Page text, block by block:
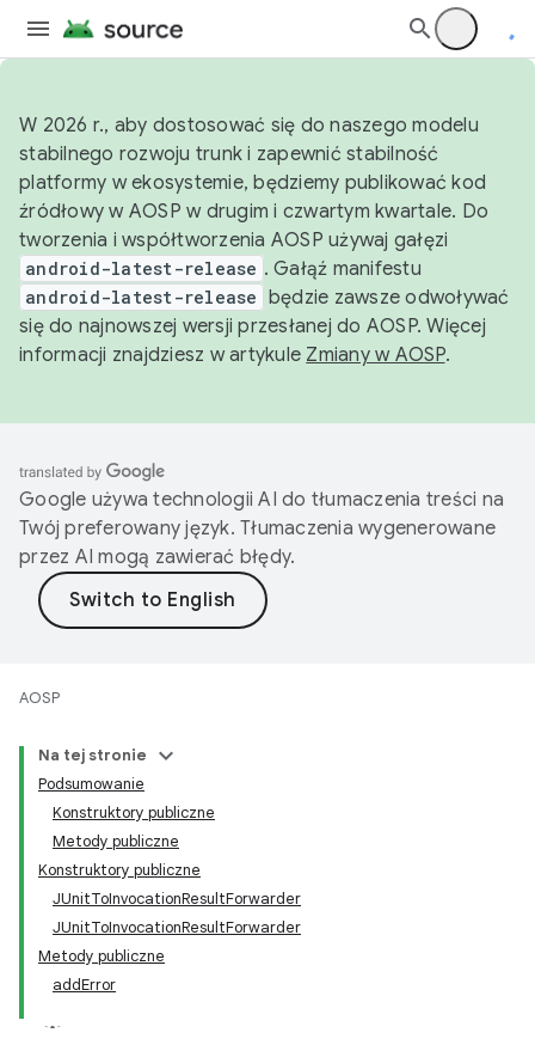
W 2026 r., aby dostosować się do naszego modelu
stabilnego rozwoju trunk i zapewnić stabilność
platformy w ekosystemie, będziemy publikować kod
źródłowy w AOSP w drugim i czwartym kwartale. Do
tworzenia i współtworzenia AOSP używaj gałęzi
android-latest-release . Gałąź manifestu
android-latest-release będzie zawsze odwoływać
się do najnowszej wersji przesłanej do AOSP. Więcej
informacji znajdziesz w artykule Zmiany w AOSP.
Google używa technologii AI do tłumaczenia treści na
Twój preferowany język. Tłumaczenia wygenerowane
przez AI mogą zawierać błędy.
AOSP
Na tej stronie
Podsumowanie
Konstruktory publiczne
Metody publiczne
Konstruktory publiczne
JUnitToInvocationResultForwarder
JUnitToInvocationResultForwarder
Metody publiczne
addError